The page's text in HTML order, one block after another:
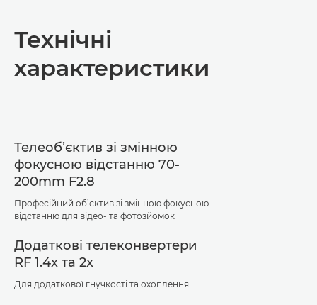
Технічні характеристики
Технічні
характеристики
Телеоб’єктив зі змінною
фокусною відстанню 70-
200mm F2.8
Професійний об’єктив зі змінною фокусною
відстанню для відео- та фотозйомок
Додаткові телеконвертери
RF 1.4x та 2x
Для додаткової гнучкості та охоплення